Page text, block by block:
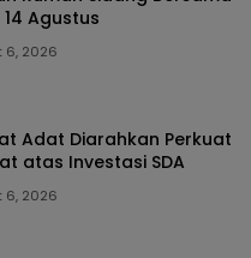
14 Agustus
6, 2026
Adat Diarahkan Perkuat
atas Investasi SDA
6, 2026